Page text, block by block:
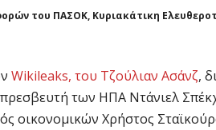
του ΠΑΣΟΚ, Κυριακάτικη
Wikileaks, του Τζούλιαν Ασάνζ,
των ΗΠΑ Ντάνιελ
οικονομικών Χρήστος